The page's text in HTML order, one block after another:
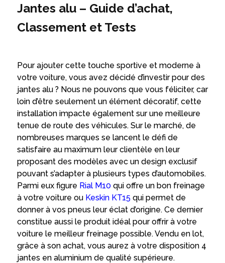
Jantes alu – Guide d’achat,
Classement et Tests
Pour ajouter cette touche sportive et moderne à
votre voiture, vous avez décidé d’investir pour des
jantes alu ? Nous ne pouvons que vous féliciter, car
loin d’être seulement un élément décoratif, cette
installation impacte également sur une meilleure
tenue de route des véhicules. Sur le marché, de
nombreuses marques se lancent le défi de
satisfaire au maximum leur clientèle en leur
proposant des modèles avec un design exclusif
pouvant s’adapter à plusieurs types d’automobiles.
Parmi eux figure Rial M10 qui offre un bon freinage
à votre voiture ou Keskin KT15 qui permet de
donner à vos pneus leur éclat d’origine. Ce dernier
constitue aussi le produit idéal pour offrir à votre
voiture le meilleur freinage possible. Vendu en lot,
grâce à son achat, vous aurez à votre disposition 4
jantes en aluminium de qualité supérieure.